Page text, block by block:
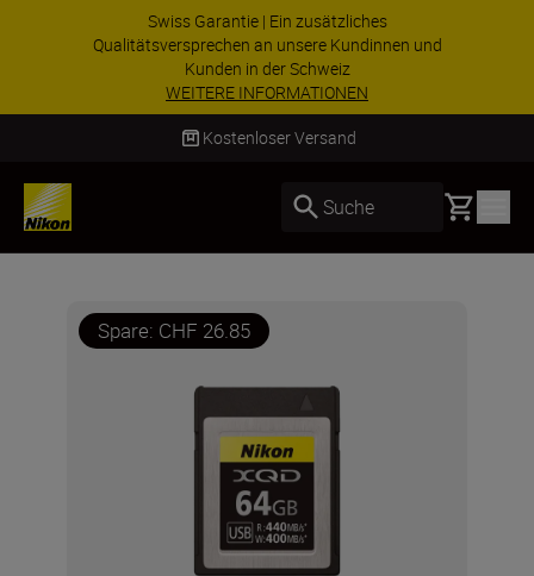
Swiss Garantie | Ein zusätzliches
Qualitätsversprechen an unsere Kundinnen und
Kunden in der Schweiz
WEITERE INFORMATIONEN
Kostenloser Versand
Suche Basket
Spare: CHF 26.85